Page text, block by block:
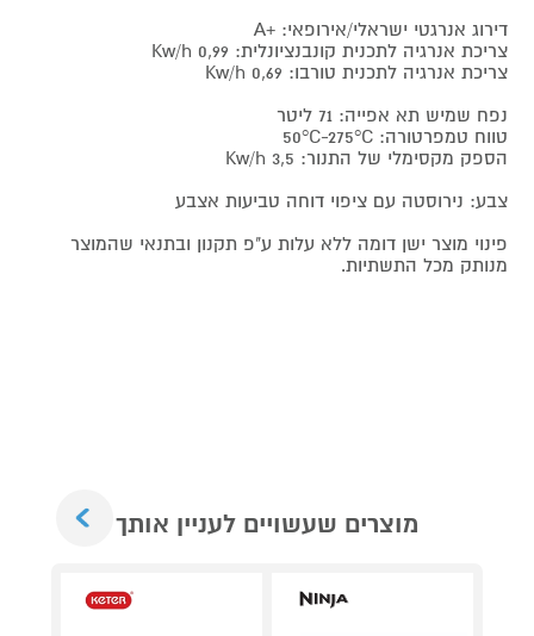
דירוג אנרגטי ישראלי/אירופאי: +A
צריכת אנרגיה לתכנית קונבנציונלית: 0,99 Kw/h
צריכת אנרגיה לתכנית טורבו: 0,69 Kw/h
נפח שמיש תא אפייה: 71 ליטר
טווח טמפרטורה: 50°C-275°C
הספק מקסימלי של התנור: 3,5 Kw/h
צבע: נירוסטה עם ציפוי דוחה טביעות אצבע
פינוי מוצר ישן דומה ללא עלות ע"פ תקנון ובתנאי שהמוצר
מנותק מכל התשתיות.
מוצרים שעשויים לעניין אותך